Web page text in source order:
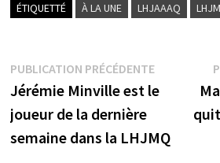
ÉTIQUETTÉ À LA UNE LHJAAAQ
Navigation
de
l’article
PUBLICATION PRÉCÉDENTEPublication
Jérémie Minville est le
joueur de la dernière
semaine dans la LHJMQ